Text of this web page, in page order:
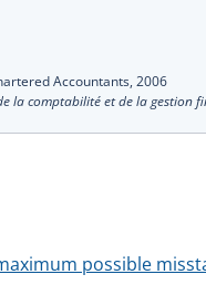
Accountants, 2006
la comptabilité et de la gestion
possible